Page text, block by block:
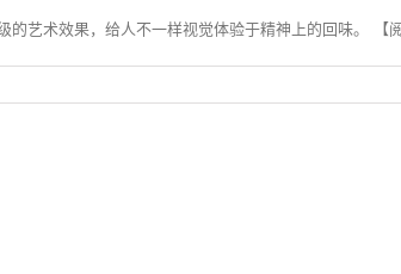
艺术效果，给人不一样视觉体验于精神上的回味。 【阅